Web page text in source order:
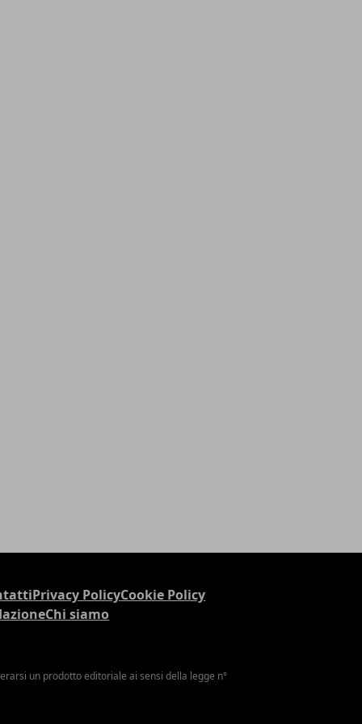
Privacy PolicyCookie Policy
Chi siamo
un prodotto editoriale ai sensi della legge n°